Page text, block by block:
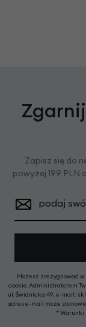
Zapisz się do
powyżej 199
podaj
Możesz zrezygnować
cookie. Administratorem
ul. Świdnicka 49; e-mail:
adres e-mail może
*